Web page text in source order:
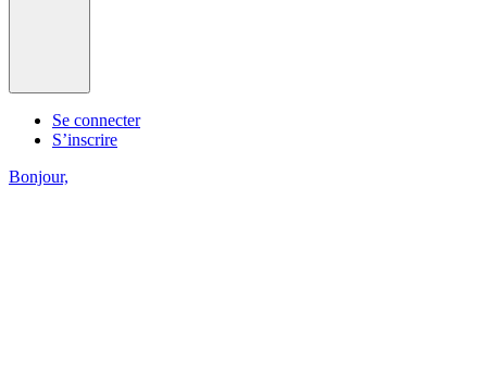
Se connecter
S’inscrire
Bonjour,